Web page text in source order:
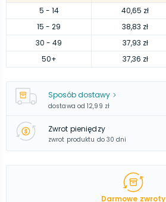
5 - 14 40,65 zł
15 - 29 38,83 zł
30 - 49 37,93 zł
50+ 37,36 zł
Sposób dostawy
dostawa od 12,99 zł
Zwrot pieniędzy
zwrot produktu do 30 dni
Darmowe zwroty